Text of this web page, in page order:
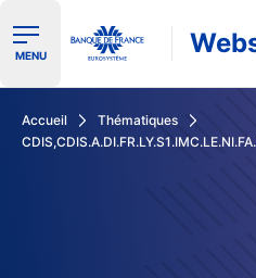
Ouvrir le menu de
MENU
Accueil
Thématiques